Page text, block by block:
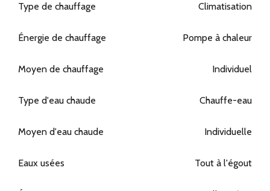
Type de chauffage Climatisation
Énergie de chauffage Pompe à chaleur
Moyen de chauffage Individuel
Type d'eau chaude Chauffe-eau
Moyen d'eau chaude Individuelle
Eaux usées Tout à l'égout